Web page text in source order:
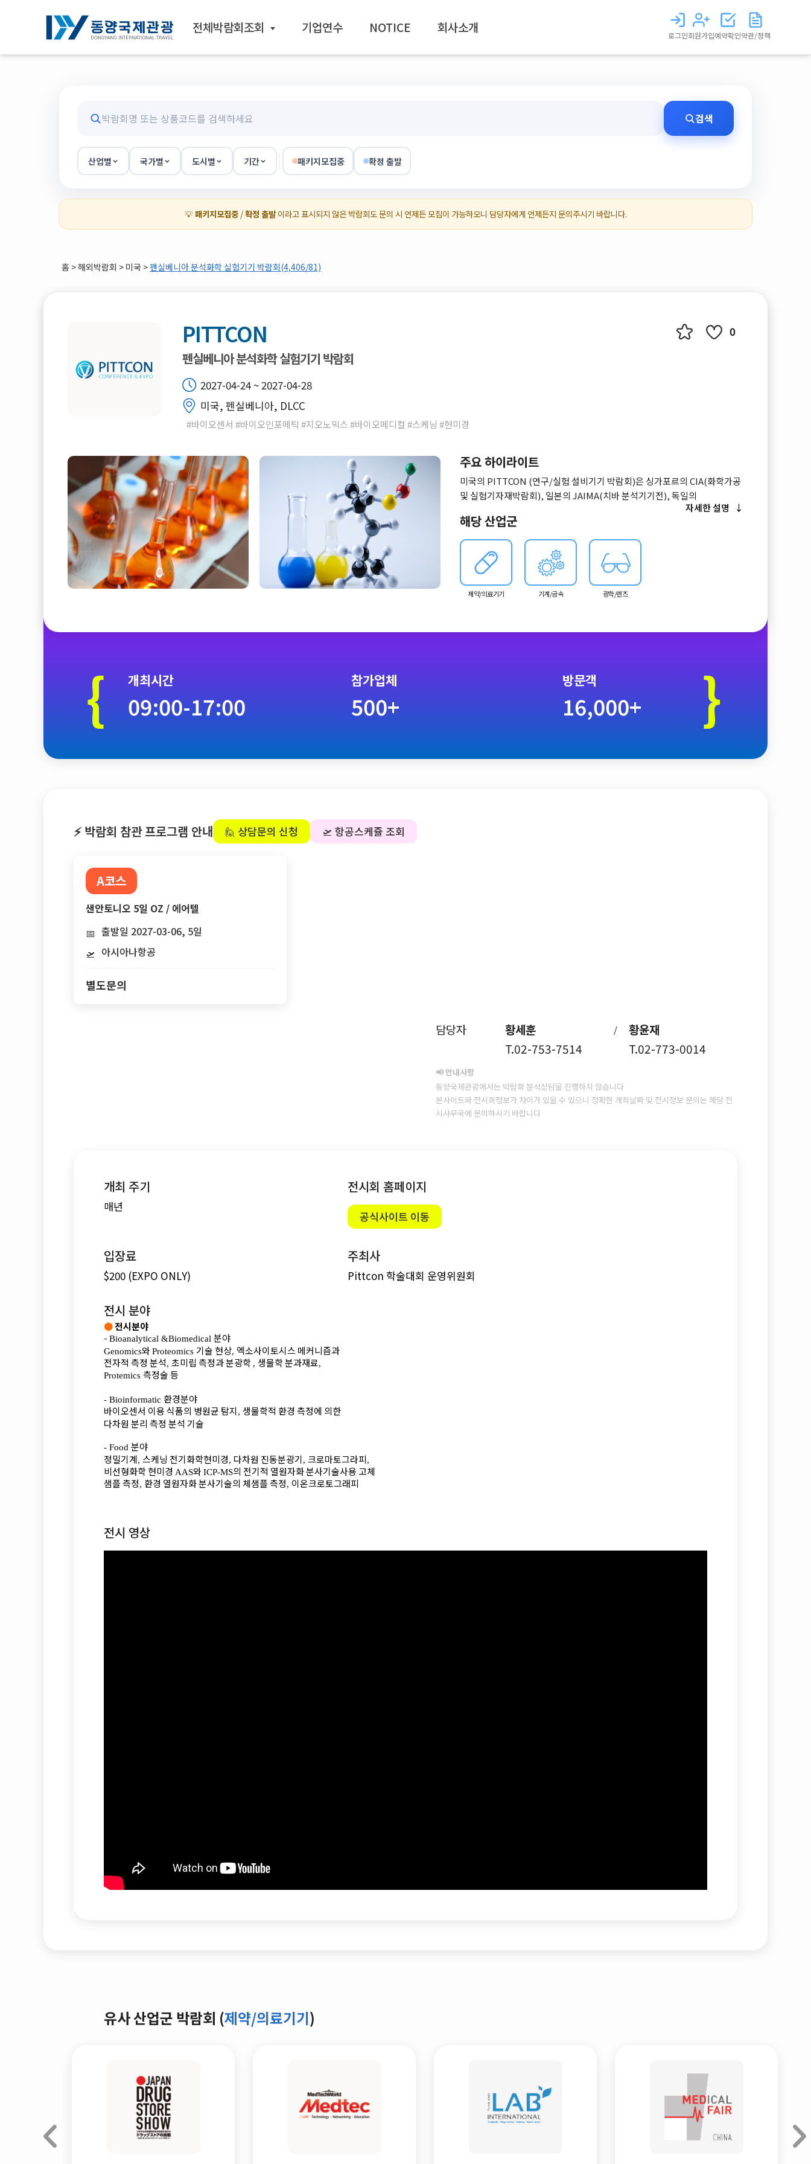
전체박람회조회 기업연수 NOTICE 회사소개
로그인회원가입예약확인약관/정책
검색
산업별 국가별 도시별 기간 패키지모집중 확정 출발
💡패키지모집중/확정 출발이라고 표시되지 않은 박람회도 문의 시 언제든 모집이 가능하오니 담당자에게 언제든지 문의주시기 바랍니다.
홈 >해외박람회 > 미국 >펜실베니아 분석화학 실험기기 박람회(4,406/81)
PITTCON
펜실베니아 분석화학 실험기기 박람회
2027-04-24 ~ 2027-04-28
미국, 펜실베니아, DLCC
#바이오센서 #바이오인포메틱 #지오노믹스 #바이오메디컬 #스케닝 #현미경
0
주요 하이라이트
미국의 PITTCON (연구/실험 설비기기 박람회)은 싱가포르의 CIA(화학가공
및 실험기자재박람회), 일본의 JAIMA(치바 분석기기전), 독일의
ACHEMA(프랑크푸르트 화학, 환경 및 생명기술 박람회)등 세계 주요 분석,화
학,실험 장비전시회중 규모와 인지도면에서 세계최고의 전시회로 인정받는
전문 전시회입니다.
자세한 설명
해당 산업군
제약/의료기기 기계/금속 광학/렌즈
{ 개최시간 참가업체 방문객
09:00-17:00 500+ 16,000+ }
⚡ 박람회 참관 프로그램 안내 🙋 상담문의 신청 🛫 항공스케쥴 조회
A코스
샌안토니오 5일 OZ / 에어텔
📅 출발일 2027-03-06, 5일
🛫 아시아나항공
별도문의
담당자 황세훈 /
황윤재
T.02-753-7514
T.02-773-0014
📢 안내사항
동양국제관광에서는 박람회 분석상담을 진행하지 않습니다
본사이트와 전시회정보가 차이가 있을 수 있으니 정확한 개최날짜 및 전시정보 문의는 해당 전
시사무국에 문의하시기 바랍니다
개최 주기
매년
전시회 홈페이지
공식사이트 이동
입장료
$200 (EXPO ONLY)
주최사
Pittcon 학술대회 운영위원회
전시 분야
●전시분야
- Bioanalytical &Biomedical 분야
Genomics와Proteomics 기술 현상, 엑소사이토시스 메커니즘과
전자적 측정 분석, 초미립 측정과 분광학 , 생물학 분과재료,
Protemics 측정술 등
- Bioinformatic 환경분야
바이오센서 이용 식품의 병원균 탐지, 생물학적 환경 측정에 의한
다차원 분리 측정 분석 기술
- Food 분야
정밀기계, 스케닝 전기화학현미경, 다차원 진동분광기, 크로마토그라피,
비선형화학 현미경 AAS와ICP-MS의 전기적 열원자화 분사기술사용 고체
샘플 측정, 환경 열원자화 분사기술의 체샘플 측정, 이온크로토그래피
전시 영상
유사 산업군 박람회 (제약/의료기기)